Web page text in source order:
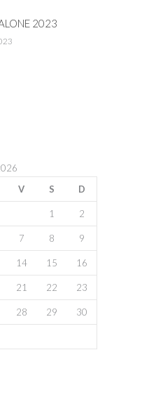
2023
V S D
1 2
7 8 9
14 15 16
21 22 23
28 29 30